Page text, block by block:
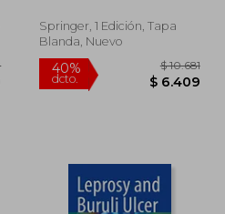
Springer, 1 Edición, Tapa
Blanda, Nuevo